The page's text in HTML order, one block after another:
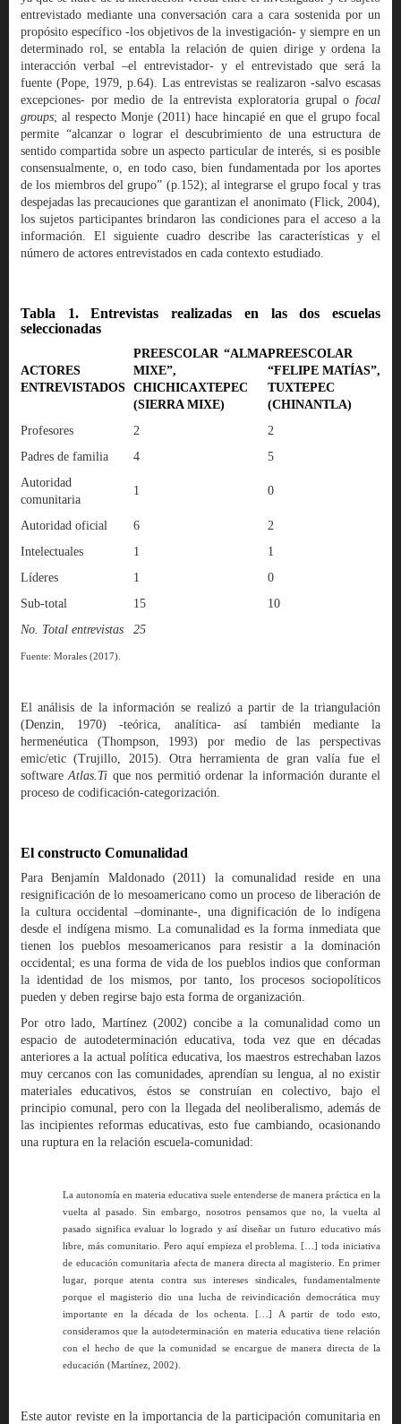
entrevistado mediante una conversación cara a cara sostenida por un
propósito específico -los objetivos de la investigación- y siempre en un
determinado rol, se entabla la relación de quien dirige y ordena la
interacción verbal –el entrevistador- y el entrevistado que será la
fuente (Pope, 1979, p.64). Las entrevistas se realizaron -salvo escasas
excepciones- por medio de la entrevista exploratoria grupal ofocal
groups; al respecto Monje (2011) hace hincapié en que el grupo focal
permite “alcanzar o lograr el descubrimiento de una estructura de
sentido compartida sobre un aspecto particular de interés, si es posible
consensualmente, o, en todo caso, bien fundamentada por los aportes
de los miembros del grupo” (p.152); al integrarse el grupo focal y tras
despejadas las precauciones que garantizan el anonimato (Flick, 2004),
los sujetos participantes brindaron las condiciones para el acceso a la
información. El siguiente cuadro describe las características y el
número de actores entrevistados en cada contexto estudiado.
Tabla 1. Entrevistas realizadas en las dos escuelas
seleccionadas
ACTORES
ENTREVISTADOS
PREESCOLAR “ALMA
MIXE”,
CHICHICAXTEPEC
(SIERRA MIXE)
PREESCOLAR
“FELIPE MATÍAS”,
TUXTEPEC
(CHINANTLA)
Profesores
2
2
Padres de familia
4
5
Autoridad
comunitaria
1 0
Autoridad oficial 6
2
Intelectuales
1
1
Líderes
1
0
Sub-total
15
10
No. Total entrevistas
25
Fuente: Morales (2017).
El análisis de la información se realizó a partir de la triangulación
(Denzin, 1970) -teórica, analítica- así también mediante la
hermenéutica (Thompson, 1993) por medio de las perspectivas
emic/etic (Trujillo, 2015). Otra herramienta de gran valía fue el
softwareAtlas.Ti que nos permitió ordenar la información durante el
proceso de codificación-categorización.
El constructo Comunalidad
Para Benjamín Maldonado (2011) la comunalidad reside en una
resignificación de lo mesoamericano como un proceso de liberación de
la cultura occidental –dominante-, una dignificación de lo indígena
desde el indígena mismo. La comunalidad es la forma inmediata que
tienen los pueblos mesoamericanos para resistir a la dominación
occidental; es una forma de vida de los pueblos indios que conforman
la identidad de los mismos, por tanto, los procesos sociopolíticos
pueden y deben regirse bajo esta forma de organización.
Por otro lado, Martínez (2002) concibe a la comunalidad como un
espacio de autodeterminación educativa, toda vez que en décadas
anteriores a la actual política educativa, los maestros estrechaban lazos
muy cercanos con las comunidades, aprendían su lengua, al no existir
materiales educativos, éstos se construían en colectivo, bajo el
principio comunal, pero con la llegada del neoliberalismo, además de
las incipientes reformas educativas, esto fue cambiando, ocasionando
una ruptura en la relación escuela-comunidad:
La autonomía en materia educativa suele entenderse de manera práctica en la
vuelta al pasado. Sin embargo, nosotros pensamos que no, la vuelta al
pasado significa evaluar lo logrado y así diseñar un futuro educativo más
libre, más comunitario. Pero aquí empieza el problema. […] toda iniciativa
de educación comunitaria afecta de manera directa al magisterio. En primer
lugar, porque atenta contra sus intereses sindicales, fundamentalmente
porque el magisterio dio una lucha de reivindicación democrática muy
importante en la década de los ochenta. […] A partir de todo esto,
consideramos que la autodeterminación en materia educativa tiene relación
con el hecho de que la comunidad se encargue de manera directa de la
educación (Martínez, 2002).
Este autor reviste en la importancia de la participación comunitaria en